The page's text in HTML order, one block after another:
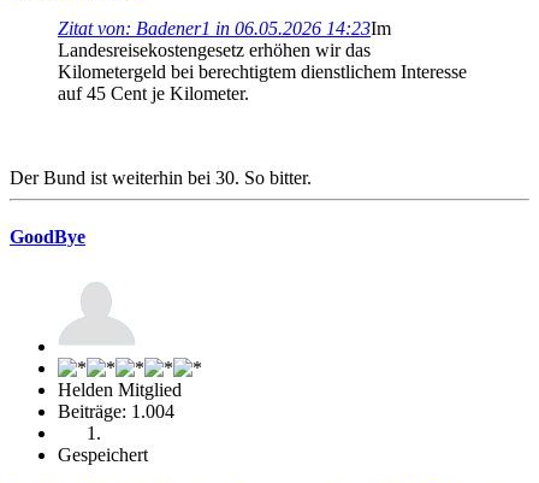
Zitat von: Badener1 in 06.05.2026 14:23Im
Landesreisekostengesetz erhöhen wir das
Kilometergeld bei berechtigtem dienstlichem Interesse
auf 45 Cent je Kilometer.
Der Bund ist weiterhin bei 30. So bitter.
GoodBye
Helden Mitglied
Beiträge: 1.004
Gespeichert